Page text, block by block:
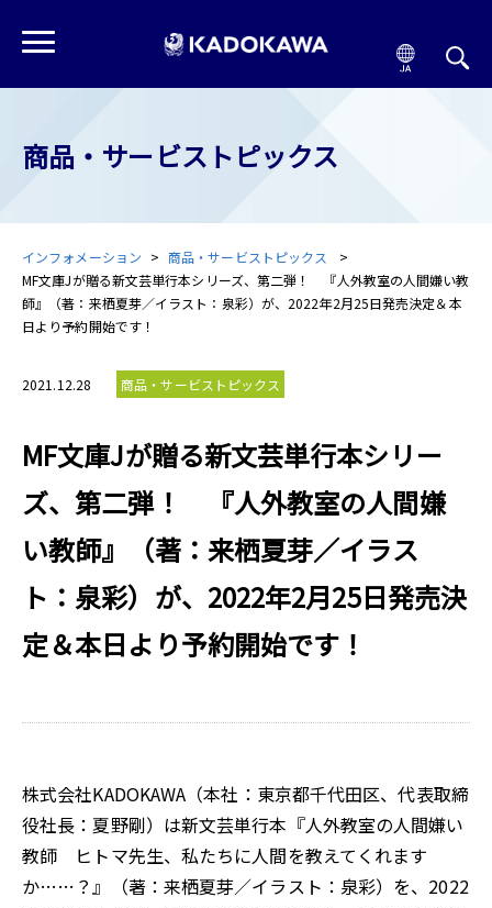
商品・サービストピックス
インフォメーション
商品・サービストピックス
MF文庫Jが贈る新文芸単行本シリーズ、第二弾！ 『人外教室の人間嫌い教
師』（著：来栖夏芽／イラスト：泉彩）が、2022年2月25日発売決定＆本
日より予約開始です！
2021.12.28 商品・サービストピックス
MF文庫Jが贈る新文芸単行本シリー
ズ、第二弾！ 『人外教室の人間嫌
い教師』（著：来栖夏芽／イラス
ト：泉彩）が、2022年2月25日発売決
定＆本日より予約開始です！
株式会社KADOKAWA（本社：東京都千代田区、代表取締
役社長：夏野剛）は新文芸単行本『人外教室の人間嫌い
教師 ヒトマ先生、私たちに人間を教えてくれます
か……？』（著：来栖夏芽／イラスト：泉彩）を、2022